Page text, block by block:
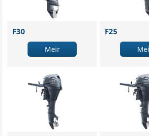
F30
Meir
F25